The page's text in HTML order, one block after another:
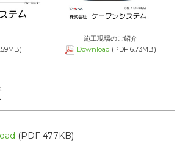
施工現場のご紹介
Download (PDF 6.73MB)
(PDF 477KB)